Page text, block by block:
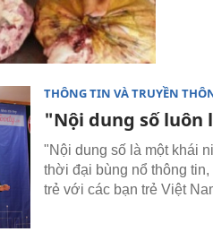
THÔNG TIN VÀ TRUYỀN
"Nội dung số luôn
"Nội dung số là một khái
thời đại bùng nổ thông
trẻ với các bạn trẻ Việt